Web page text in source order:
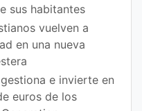
sus habitantes
vuelven a
en una nueva
e invierte en
euros de los